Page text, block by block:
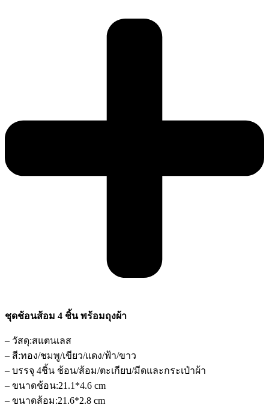
ชุดช้อนส้อม 4 ชิ้น พร้อมถุงผ้า
– วัสดุ:สแตนเลส
– สี:ทอง/ชมพู/เขียว/แดง/ฟ้า/ขาว
– บรรจุ 4ชิ้น ช้อน/ส้อม/ตะเกียบ/มีดและกระเป๋าผ้า
– ขนาดช้อน:21.1*4.6 cm
– ขนาดส้อม:21.6*2.8 cm